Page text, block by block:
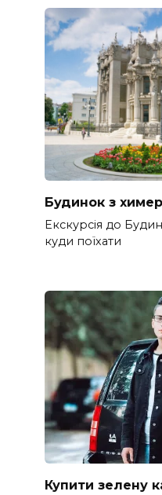
Будинок з
Екскурсія до
куди поїхати
Купити зелену